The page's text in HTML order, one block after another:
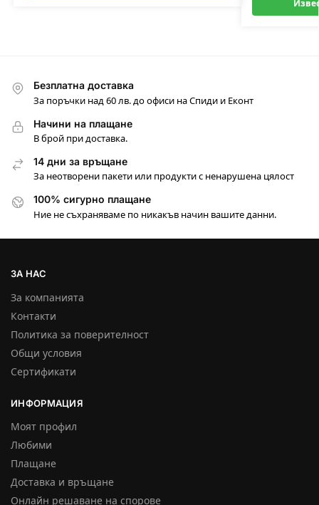
Безплатна доставка
За поръчки над 60 лв. до офиси на Спиди и Еконт
Начини на плащане
В брой при доставка.
14 дни за връщане
За неотворени пакети или продукти с ненарушена цялост
100% сигурно плащане
Ние не съхраняваме по никакъв начин вашите данни.
ЗА НАС
За компанията
Контакти
Политика за поверителност
Общи условия
Сертификати
ИНФОРМАЦИЯ
Моят профил
Любими
Плащане
Доставка и връщане
Онлайн решаване на спорове